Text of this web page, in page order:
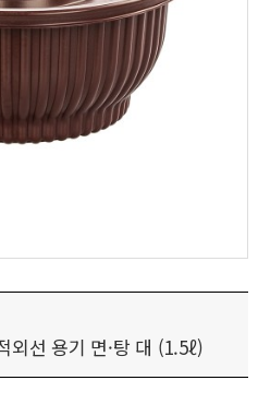
외선 용기 면·탕 대 (1.5ℓ)